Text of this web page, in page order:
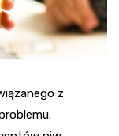
z